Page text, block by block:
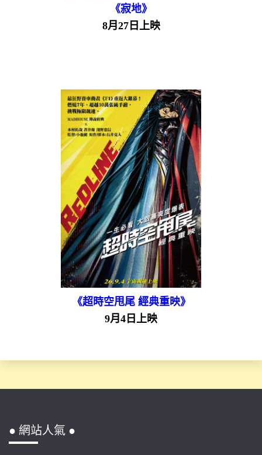
《寂地》
8月27日上映
《超時空甩尾 經典重映》
9月4日上映
● 網站人氣 ●